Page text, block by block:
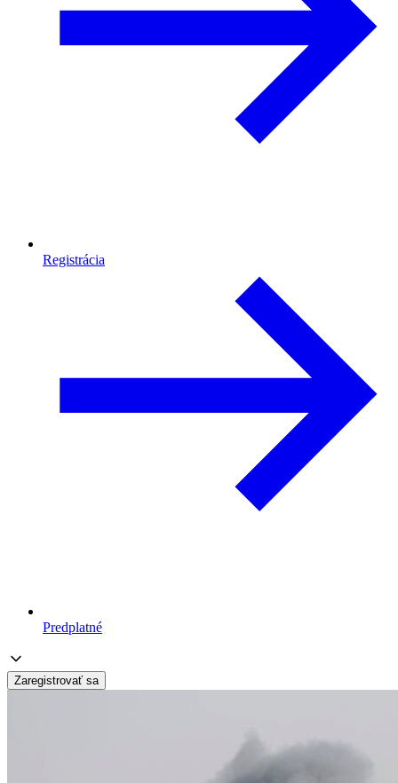
Registrácia
Predplatné
Zaregistrovať sa